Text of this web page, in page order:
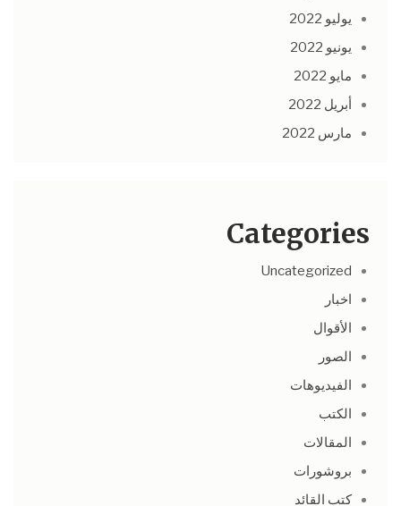
يوليو 2022
يونيو 2022
مايو 2022
أبريل 2022
مارس 2022
Categories
Uncategorized
اخبار
الأقوال
الصور
الفيديوهات
الكتب
المقالات
بروشورات
كتب القائد